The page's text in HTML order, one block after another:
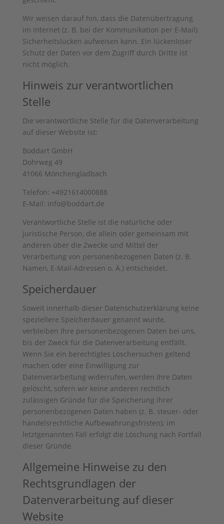
Wir weisen darauf hin, dass die Datenübertragung
im Internet (z. B. bei der Kommunikation per E-Mail)
Sicherheitslücken aufweisen kann. Ein lückenloser
Schutz der Daten vor dem Zugriff durch Dritte ist
nicht möglich.
Hinweis zur verantwortlichen
Stelle
Die verantwortliche Stelle für die Datenverarbeitung
auf dieser Website ist:
Boddart GmbH
Dohrweg 49
41066 Mönchengladbach
Telefon: +4921614000888
E-Mail: info@boddart.de
Verantwortliche Stelle ist die natürliche oder
juristische Person, die allein oder gemeinsam mit
anderen über die Zwecke und Mittel der
Verarbeitung von personenbezogenen Daten (z. B.
Namen, E-Mail-Adressen o. Ä.) entscheidet.
Speicherdauer
Soweit innerhalb dieser Datenschutzerklärung keine
speziellere Speicherdauer genannt wurde,
verbleiben Ihre personenbezogenen Daten bei uns,
bis der Zweck für die Datenverarbeitung entfällt.
Wenn Sie ein berechtigtes Löschersuchen geltend
machen oder eine Einwilligung zur
Datenverarbeitung widerrufen, werden Ihre Daten
gelöscht, sofern wir keine anderen rechtlich
zulässigen Gründe für die Speicherung Ihrer
personenbezogenen Daten haben (z. B. steuer- oder
handelsrechtliche Aufbewahrungsfristen); im
letztgenannten Fall erfolgt die Löschung nach Fortfall
dieser Gründe.
Allgemeine Hinweise zu den
Rechtsgrundlagen der
Datenverarbeitung auf dieser
Website